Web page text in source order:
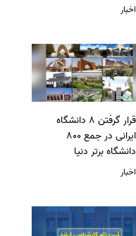
اخبار
قرار گرفتن 8 دانشگاه
ایرانی در جمع 800
دانشگاه برتر دنیا
اخبار